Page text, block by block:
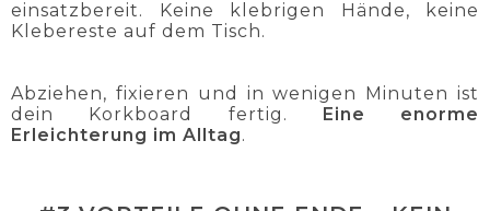
einsatzbereit. Keine klebrigen Hände, keine
Klebereste auf dem Tisch.
Abziehen, fixieren und in wenigen Minuten ist
dein Korkboard fertig. Eine enorme
Erleichterung im Alltag.